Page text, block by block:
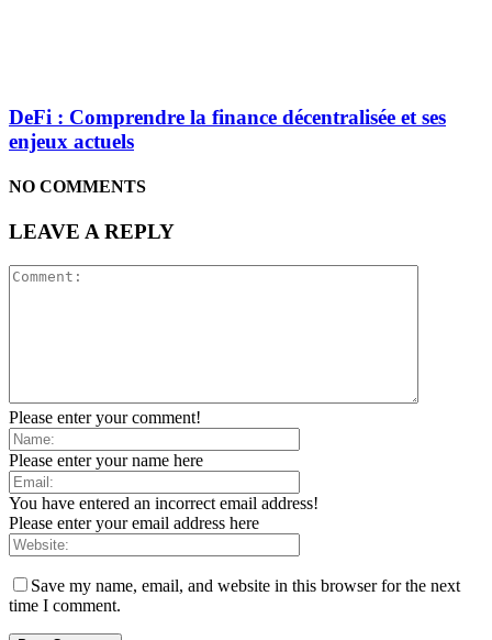
DeFi : Comprendre la finance décentralisée et ses
enjeux actuels
NO COMMENTS
LEAVE A REPLY
Please enter your comment!
Please enter your name here
You have entered an incorrect email address!
Please enter your email address here
Save my name, email, and website in this browser for the next
time I comment.